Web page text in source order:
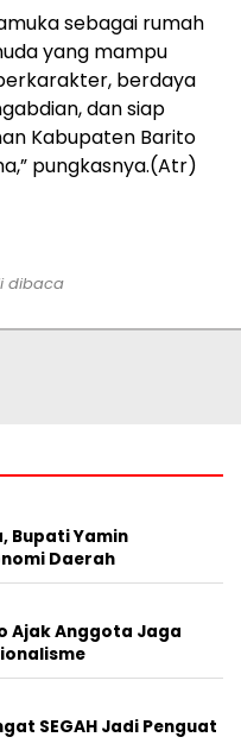
sebagai rumah
yang mampu
berdaya
dan siap
Kabupaten Barito
pungkasnya.(Atr)
dibaca
Bupati Yamin
Daerah
Ajak Anggota Jaga
SEGAH Jadi Penguat